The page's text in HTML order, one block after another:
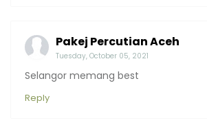
Pakej Percutian Aceh
Tuesday, October 05, 2021
Selangor memang best
Reply